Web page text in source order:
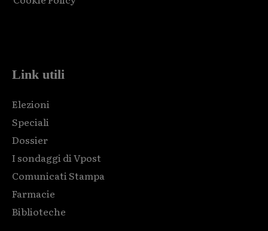
Link utili
Elezioni
Speciali
Dossier
I sondaggi di Vpost
Comunicati Stampa
Farmacie
Biblioteche